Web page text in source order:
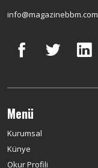
info@magazinebbm.com
Menü
Kurumsal
Künye
Okur Profili